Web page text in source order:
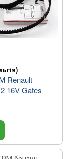
Renault
16V Gates